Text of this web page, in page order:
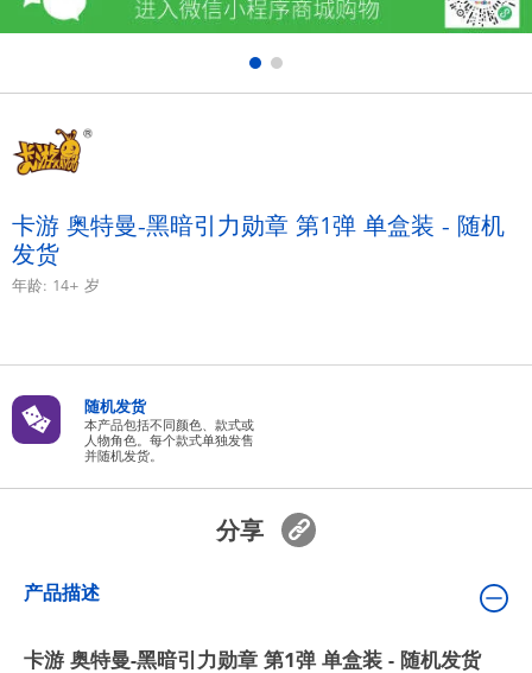
户外及运动产品
毛绒公仔玩具
夏日
电池
新登场
卡游 奥特曼-黑暗引力勋章 第1弹 单盒装 - 随机
发货
年龄: 14+ 岁
随机发货
本产品包括不同颜色、款式或
人物角色。每个款式单独发售
并随机发货。
分享
产品描述
卡游 奥特曼-黑暗引力勋章 第1弹 单盒装 - 随机发货